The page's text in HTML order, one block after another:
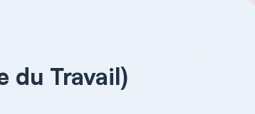
du Travail)